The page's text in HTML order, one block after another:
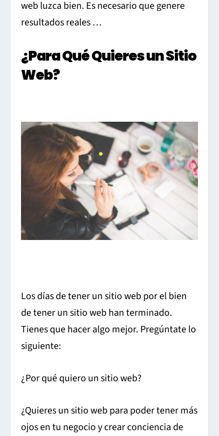
web luzca bien. Es necesario que genere
resultados reales …
¿Para Qué Quieres un Sitio
Web?
Los días de tener un sitio web por el bien
de tener un sitio web han terminado.
Tienes que hacer algo mejor. Pregúntate lo
siguiente:
¿Por qué quiero un sitio web?
¿Quieres un sitio web para poder tener más
ojos en tu negocio y crear conciencia de